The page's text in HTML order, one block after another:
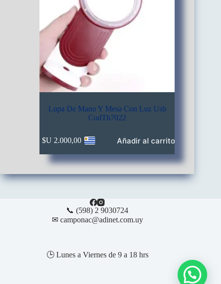
Lupa De Mano Y Mesa Con Luz Usb
CodTh7022
$U 2.000,00 Añadir al carrito
📞 (598) 2 9030724
✉ camponac@adinet.com.uy
🕒 Lunes a Viernes de 9 a 18 hrs